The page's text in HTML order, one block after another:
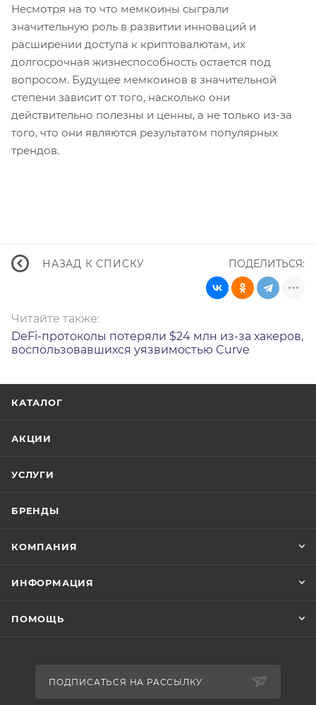
Несмотря на то что мемкоины сыграли
значительную роль в развитии инноваций и
расширении доступа к криптовалютам, их
долгосрочная жизнеспособность остается под
вопросом. Будущее мемкоинов в значительной
степени зависит от того, насколько они
действительно полезны и ценны, а не только из-за
того, что они являются результатом популярных
трендов.
НАЗАД К СПИСКУ
Читайте также:
DeFi-протоколы потеряли $24 млн из-за хакеров,
воспользовавшихся уязвимостью Curve
ПОДЕЛИТЬСЯ:
КАТАЛОГ
АКЦИИ
УСЛУГИ
БРЕНДЫ
КОМПАНИЯ
ИНФОРМАЦИЯ
ПОМОЩЬ
ПОДПИСАТЬСЯ НА РАССЫЛКУ